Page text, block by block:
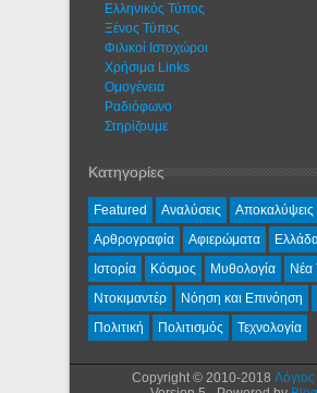
Ελληνικός Τύπος
Ξένος Τύπος
Φιλικοί Ιστοχώροι
Χρήσιμα Links
Ομογένεια
Ραδιόφωνο
Στηρίζουμε
Κατηγορίες
Featured Αναλύσεις
Αποκαλύψεις
Αρθρογραφία
Αφιερώματα
Ιστορία
Κόσμος Μυθολογία
Νέα
Ντοκιμαντέρ
Νόηση και Επινόηση
Πολιτική
Πολιτισμός Τεχνολογία
Copyright © 2010-2018